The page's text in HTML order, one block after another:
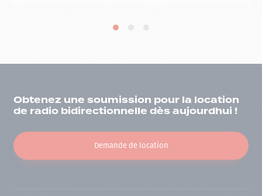
Obtenez une soumission pour la location
de radio bidirectionnelle dès aujourdhui !
Demande de location